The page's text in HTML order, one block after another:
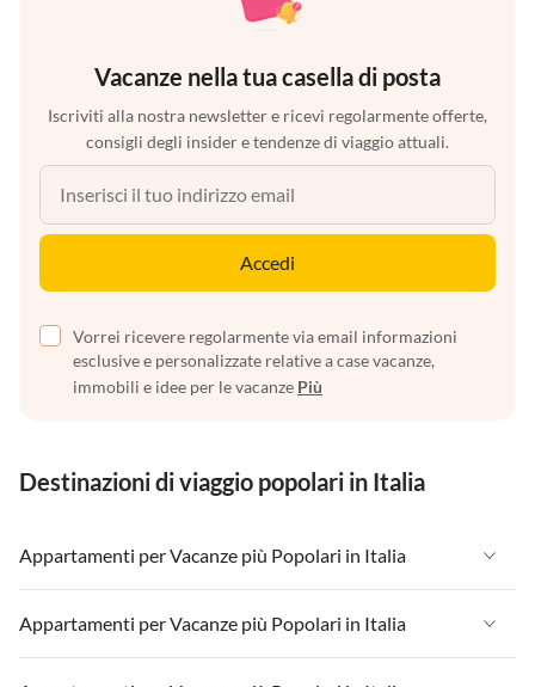
Vacanze nella tua casella di posta
Iscriviti alla nostra newsletter e ricevi regolarmente offerte,
consigli degli insider e tendenze di viaggio attuali.
Accedi
Vorrei ricevere regolarmente via email informazioni
esclusive e personalizzate relative a case vacanze,
immobili e idee per le vacanze Più
Destinazioni di viaggio popolari in Italia
Appartamenti per Vacanze più Popolari in Italia
Appartamenti per Vacanze in Italia
Appartamenti per Vacanze in Liguria
Appartamenti per Vacanze più Popolari in Italia